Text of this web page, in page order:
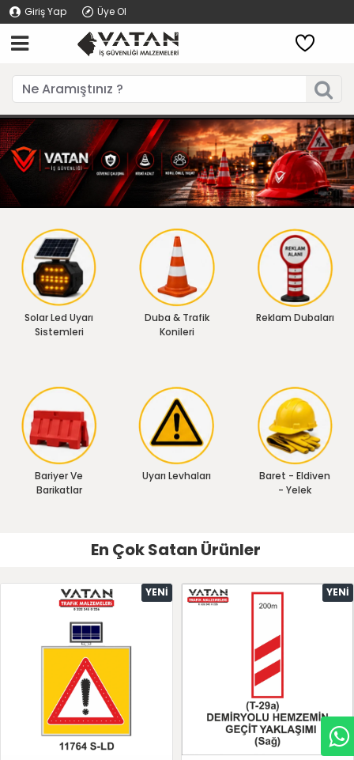
Giriş Yap Üye Ol
Solar Led Uyarı
Sistemleri
Duba & Trafik
Konileri
Reklam Dubaları
Bariyer Ve
Barikatlar
Uyarı Levhaları
Baret - Eldiven
- Yelek
En Çok Satan Ürünler
YENI YENI